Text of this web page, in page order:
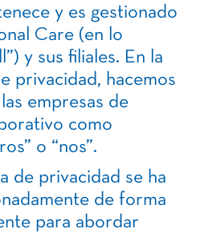
y es gestionado
Care (en lo
y sus filiales. En la
privacidad, hacemos
empresas de
como
o “nos”.
de privacidad se ha
de forma
para abordar